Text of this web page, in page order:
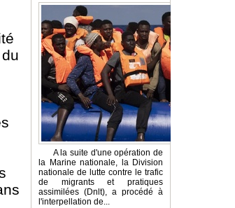
A la suite d'une opération de
la Marine nationale, la Division
nationale de lutte contre le trafic
de migrants et pratiques
assimilées (Dnlt), a procédé à
l'interpellation de...